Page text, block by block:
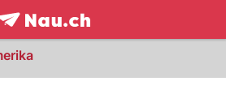
NAU.ch